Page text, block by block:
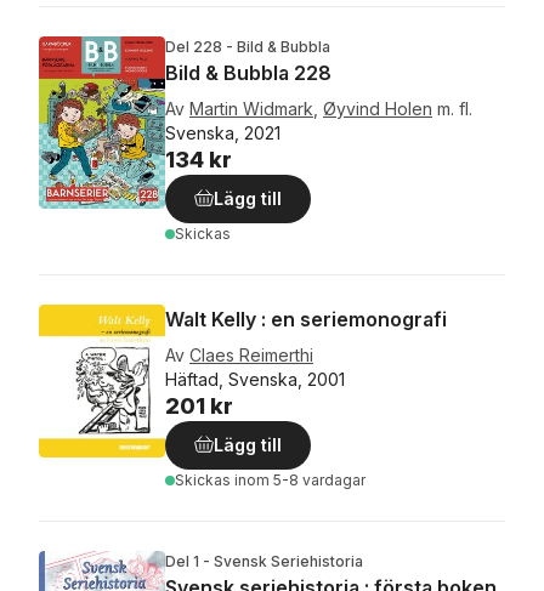
Del 228 - Bild & Bubbla
Bild & Bubbla 228
Av Martin Widmark Øyvind Holen m. fl.
Svenska, 2021
134 kr
Lägg till
Skickas
Walt Kelly : en seriemonografi
Av Claes Reimerthi
Häftad, Svenska, 2001
201 kr
Lägg till
Skickas inom 5-8 vardagar
Del 1 - Svensk Seriehistoria